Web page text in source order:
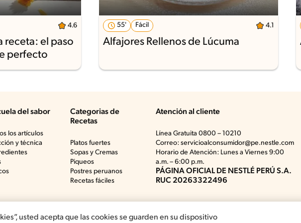
4.6
receta: el paso
perfecto
55' Fácil 4.1
Alfajores Rellenos de Lúcuma
del sabor
los artículos
y técnica
Categorias de
Recetas
Platos fuertes
Sopas y Cremas
Piqueos
Postres peruanos
Recetas fáciles
Atención al cliente
Línea Gratuita 0800 – 10210
Correo: servicioalconsumidor@pe.nestle.com
Horario de Atención: Lunes a Viernes 9:00
a.m. – 6:00 p.m.
PÁGINA OFICIAL DE NESTLÉ PERÚ S.A.
RUC 20263322496
usted acepta que las cookies se guarden en su dispositivo